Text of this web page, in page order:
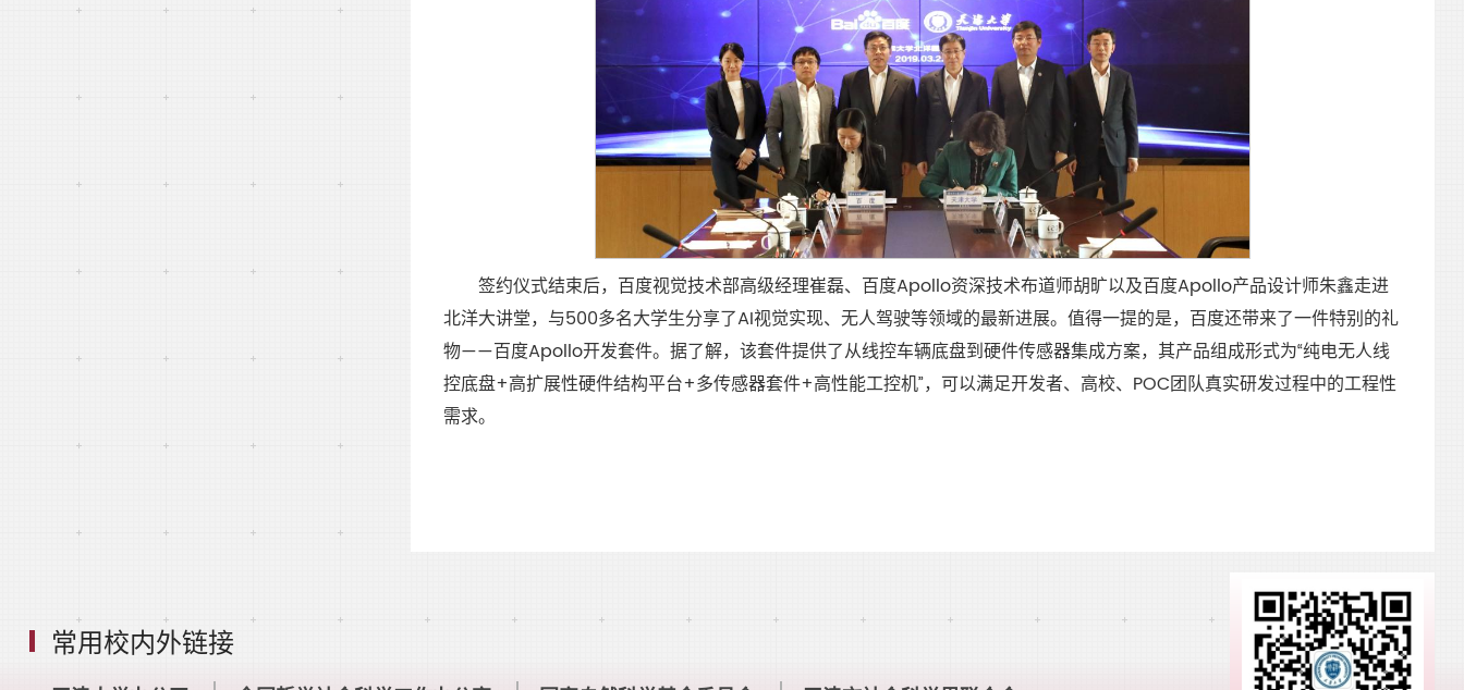
签约仪式结束后，百度视觉技术部高级经理崔磊、百度Apollo资深技术布道师胡旷以及百度Apollo产品设计师朱鑫走进
北洋大讲堂，与500多名大学生分享了AI视觉实现、无人驾驶等领域的最新进展。值得一提的是，百度还带来了一件特别的礼
物——百度Apollo开发套件。据了解，该套件提供了从线控车辆底盘到硬件传感器集成方案，其产品组成形式为“纯电无人线
控底盘+高扩展性硬件结构平台+多传感器套件+高性能工控机”，可以满足开发者、高校、POC团队真实研发过程中的工程性
需求。
常用校内外链接